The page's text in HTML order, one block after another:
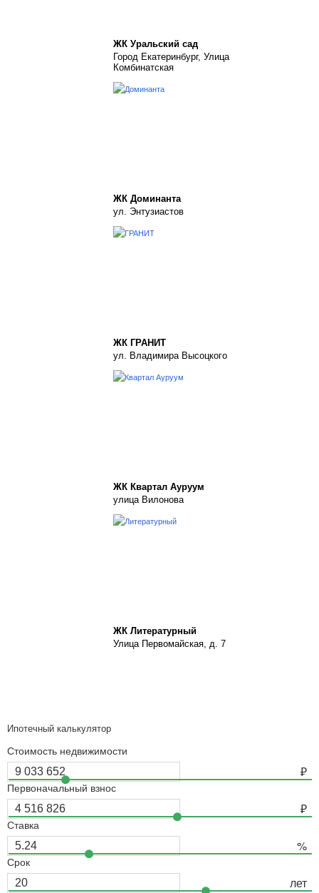
ЖК Уральский сад
Город Екатеринбург, Улица
Комбинатская
ЖК Доминанта
ул. Энтузиастов
ЖК ГРАНИТ
ул. Владимира Высоцкого
ЖК Квартал Ауруум
улица Вилонова
ЖК Литературный
Улица Первомайская, д. 7
Ипотечный калькулятор
Стоимость недвижимости
Первоначальный взнос
Ставка
Срок